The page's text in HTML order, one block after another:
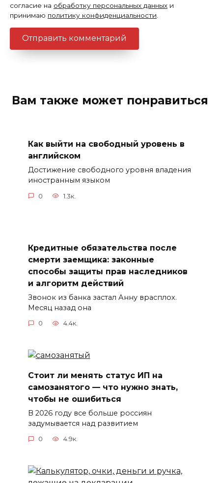
согласие на обработку персональных данных и
принимаю политику конфиденциальности
Вам также может понравиться
Как выйти на свободный уровень в
английском
Достижение свободного уровня владения
иностранным языком
0 1.3к.
Кредитные обязательства после
смерти заемщика: законные
способы защиты прав наследников
и алгоритм действий
Звонок из банка застал Анну врасплох.
Месяц назад она
0 4.4к.
Стоит ли менять статус ИП на
самозанятого — что нужно знать,
чтобы не ошибиться
В 2026 году все больше россиян
задумывается над развитием
0 4.9к.